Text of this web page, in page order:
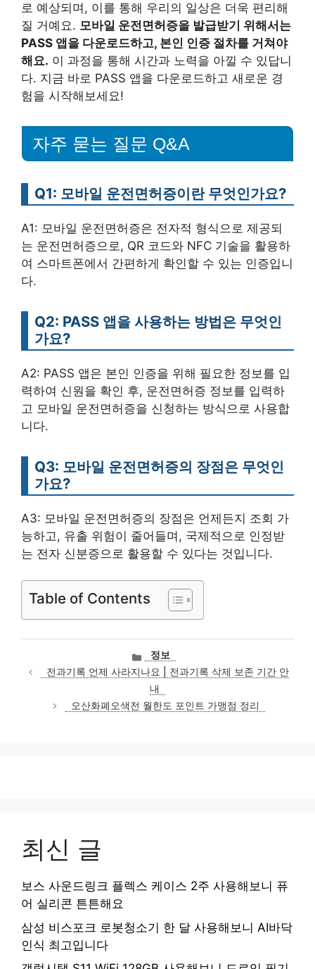
로 예상되며, 이를 통해 우리의 일상은 더욱 편리해
질 거예요. 모바일 운전면허증을 발급받기 위해서는
PASS 앱을 다운로드하고, 본인 인증 절차를 거쳐야
해요. 이 과정을 통해 시간과 노력을 아낄 수 있답니
다. 지금 바로 PASS 앱을 다운로드하고 새로운 경
험을 시작해보세요!
자주 묻는 질문 Q&A
Q1: 모바일 운전면허증이란 무엇인가요?
A1: 모바일 운전면허증은 전자적 형식으로 제공되
는 운전면허증으로, QR 코드와 NFC 기술을 활용하
여 스마트폰에서 간편하게 확인할 수 있는 인증입니
다.
Q2: PASS 앱을 사용하는 방법은 무엇인
가요?
A2: PASS 앱은 본인 인증을 위해 필요한 정보를 입
력하여 신원을 확인 후, 운전면허증 정보를 입력하
고 모바일 운전면허증을 신청하는 방식으로 사용합
니다.
Q3: 모바일 운전면허증의 장점은 무엇인
가요?
A3: 모바일 운전면허증의 장점은 언제든지 조회 가
능하고, 유출 위험이 줄어들며, 국제적으로 인정받
는 전자 신분증으로 활용할 수 있다는 것입니다.
Table of Contents
카
테
고
리
정보
전과기록 언제 사라지나요 | 전과기록 삭제 보존 기간 안
내
오산화폐오색전 월한도 포인트 가맹점 정리
최신 글
보스 사운드링크 플렉스 케이스 2주 사용해보니 퓨
어 실리콘 튼튼해요
삼성 비스포크 로봇청소기 한 달 사용해보니 AI바닥
인식 최고입니다